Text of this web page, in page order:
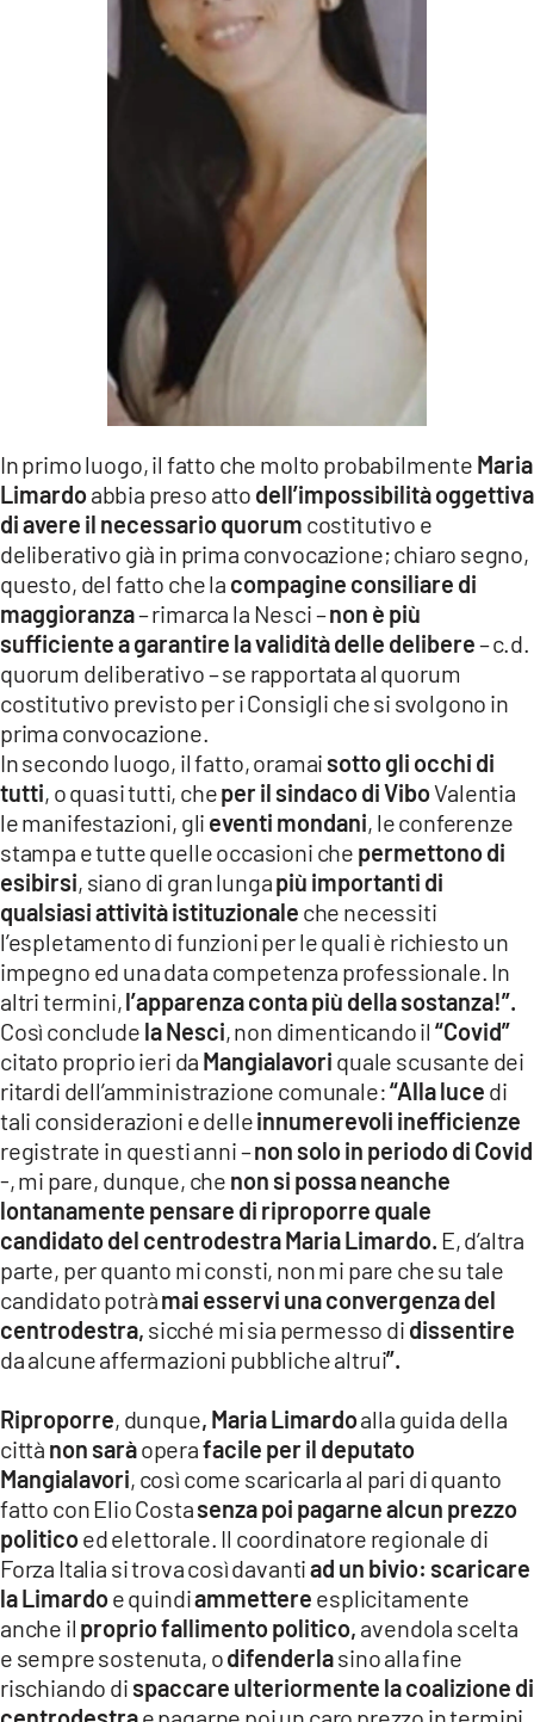
In primo luogo, il fatto che molto probabilmente Maria
Limardoabbia preso atto dell’impossibilità oggettiva
di avere il necessario quorum costitutivo e
deliberativo già in prima convocazione; chiaro segno,
questo, del fatto che la compagine consiliare di
maggioranza– rimarca la Nesci –non è più
sufficiente a garantire la validità delle delibere– c.d.
quorum deliberativo – se rapportata al quorum
costitutivo previsto per i Consigli che si svolgono in
prima convocazione.
In secondo luogo, il fatto, oramai sotto gli occhi di
tutti, o quasi tutti, cheper il sindaco di ViboValentia
le manifestazioni, gli eventi mondani, le conferenze
stampa e tutte quelle occasioni che permettono di
esibirsi, siano di gran lungapiù importanti di
qualsiasi attività istituzionale che necessiti
l’espletamento di funzioni per le quali è richiesto un
impegno ed una data competenza professionale. In
altri termini,l’apparenza conta più della sostanza!”.
Così conclude la Nesci, non dimenticando il “Covid”
citato proprio ieri da Mangialavori quale scusante dei
ritardi dell’amministrazione comunale:“Alla luce di
tali considerazioni e delleinnumerevoli inefficienze
registrate in questi anni –non solo in periodo di Covid
-, mi pare, dunque, che non si possa neanche
lontanamente pensare di riproporre quale
candidato del centrodestra Maria Limardo. E, d’altra
parte, per quanto mi consti, non mi pare che su tale
candidato potràmai esservi una convergenza del
centrodestra, sicché mi sia permesso di dissentire
da alcune affermazioni pubbliche altrui”.
Riproporre, dunque, Maria Limardoalla guida della
città non saràoperafacile per il deputato
Mangialavori, così come scaricarla al pari di quanto
fatto con Elio Costasenza poi pagarne alcun prezzo
politicoed elettorale. Il coordinatore regionale di
Forza Italia si trova così davantiad un bivio: scaricare
la Limardoe quindiammettere esplicitamente
anche il proprio fallimento politico, avendola scelta
e sempre sostenuta, odifenderlasino alla fine
rischiando di spaccare ulteriormente la coalizione di